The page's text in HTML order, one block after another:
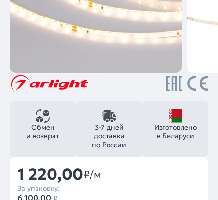
3-7 дней
доставка
по России
Обмен
и возврат
Изготовлено
в Беларуси
1 220,00₽/м
За упаковку:
6 100,00 ₽